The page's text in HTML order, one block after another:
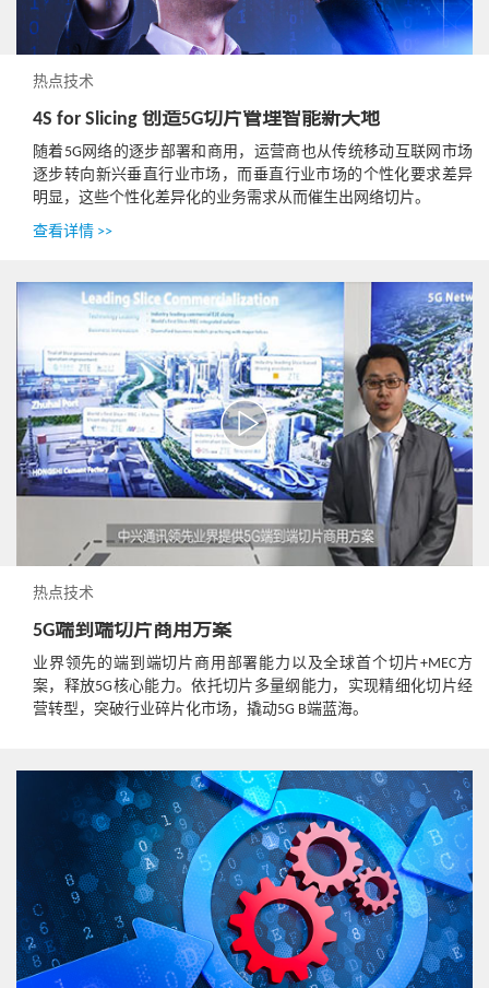
热点技术
4S for Slicing 创造5G切片管理智能新天地
随着5G网络的逐步部署和商用，运营商也从传统移动互联网市场
逐步转向新兴垂直行业市场，而垂直行业市场的个性化要求差异
明显，这些个性化差异化的业务需求从而催生出网络切片。
查看详情 >>
热点技术
5G端到端切片商用方案
业界领先的端到端切片商用部署能力以及全球首个切片+MEC方
案，释放5G核心能力。依托切片多量纲能力，实现精细化切片经
营转型，突破行业碎片化市场，撬动5G B端蓝海。